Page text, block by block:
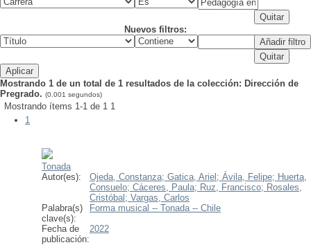
Nuevos filtros:
Mostrando 1 de un total de 1 resultados de la colección: Dirección de
Pregrado. (0.001 segundos)
Mostrando ítems 1-1 de 1 1
1
Tonada
Autor(es):
Ojeda, Constanza; Gatica, Ariel; Ávila, Felipe; Huerta,
Consuelo; Cáceres, Paula; Ruz, Francisco; Rosales,
Cristóbal; Vargas, Carlos
Palabra(s)
clave(s):
Forma musical -- Tonada -- Chile
Fecha de
publicación:
2022